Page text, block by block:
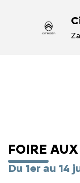
FOIRE
Du 1er au 14